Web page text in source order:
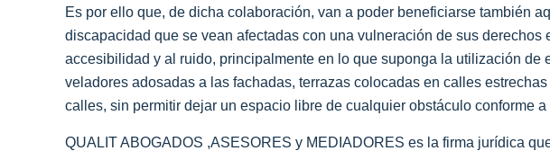
Es por ello que, de dicha colaboración, van a poder beneficiarse también
discapacidad que se vean afectadas con una vulneración de sus derechos
accesibilidad y al ruido, principalmente en lo que suponga la utilización de
veladores adosadas a las fachadas, terrazas colocadas en calles
calles, sin permitir dejar un espacio libre de cualquier obstáculo conforme
QUALIT ABOGADOS ,ASESORES y MEDIADORES es la firma jurídica